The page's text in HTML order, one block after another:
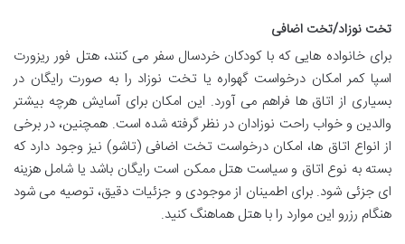
تخت نوزاد/تخت اضافی
برای خانواده هایی که با کودکان خردسال سفر می کنند، هتل فور ریزورت
اسپا کمر امکان درخواست گهواره یا تخت نوزاد را به صورت رایگان در
بسیاری از اتاق ها فراهم می آورد. این امکان برای آسایش هرچه بیشتر
والدین و خواب راحت نوزادان در نظر گرفته شده است. همچنین، در برخی
از انواع اتاق ها، امکان درخواست تخت اضافی (تاشو) نیز وجود دارد که
بسته به نوع اتاق و سیاست هتل ممکن است رایگان باشد یا شامل هزینه
ای جزئی شود. برای اطمینان از موجودی و جزئیات دقیق، توصیه می شود
هنگام رزرو این موارد را با هتل هماهنگ کنید.